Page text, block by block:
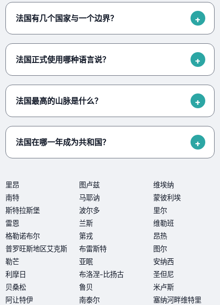
法国有几个国家与一个边界？
法国正式使用哪种语言说？
法国最高的山脉是什么？
法国在哪一年成为共和国？
里昂 图卢兹
维埃纳
南特
马耶讷
蒙彼利埃
斯特拉斯堡
波尔多
里尔
雷恩
兰斯
维勒班
格勒诺布尔
第戎
昂热
普罗旺斯地区艾克斯
布雷斯特
图尔
勒芒
亚眠
安纳西
利摩日
布洛涅-比扬古
圣但尼
贝桑松
鲁贝
米卢斯
阿让特伊
南泰尔
塞纳河畔维特里